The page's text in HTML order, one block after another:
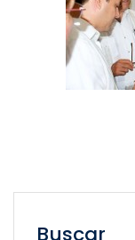
Buscar